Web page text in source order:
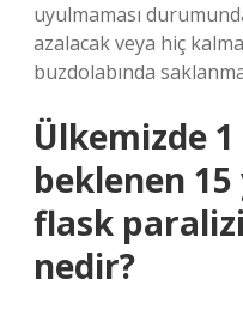
uyulmaması
azalacak veya hiç
buzdolabında
Ülkemizde
beklenen
flask
nedir?